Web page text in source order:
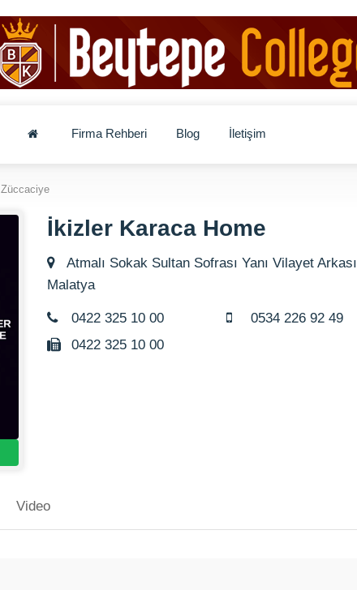
Firma Rehberi Blog İletişim
Züccaciye
İkizler Karaca Home
Atmalı Sokak Sultan Sofrası Yanı Vilayet Arkası
Malatya
0422 325 10 00
0534 226 92 49
0422 325 10 00
Video